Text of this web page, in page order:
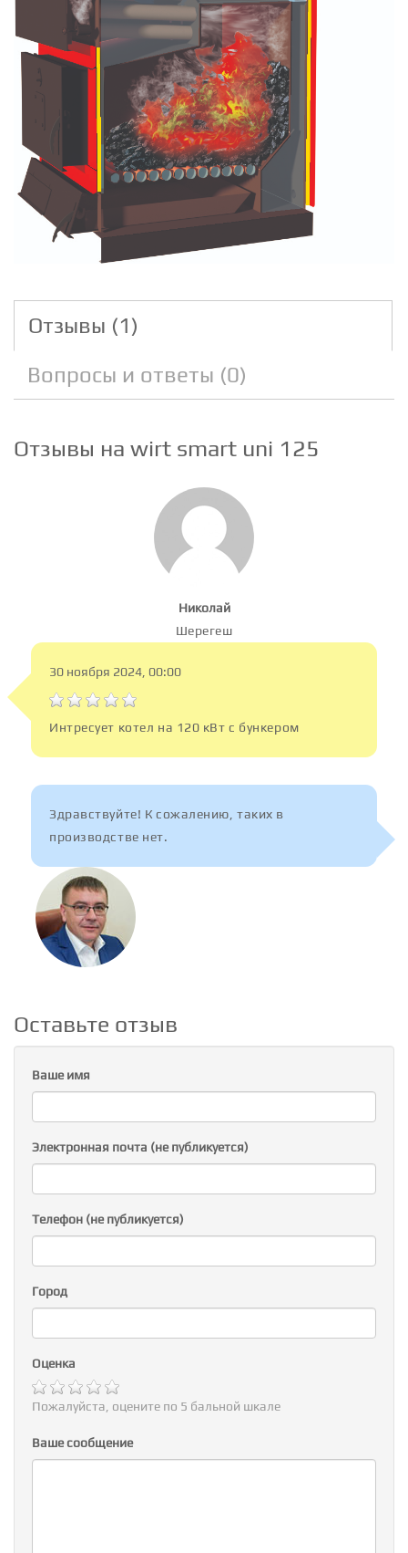
Отзывы (1)
Вопросы и ответы (0)
Отзывы на wirt smart uni 125
Николай
Шерегеш
30 ноября 2024, 00:00
Интресует котел на 120 кВт с бункером
Здравствуйте! К сожалению, таких в
производстве нет.
Оставьте отзыв
Ваше имя
Электронная почта (не публикуется)
Телефон (не публикуется)
Город
Оценка
Пожалуйста, оцените по 5 бальной шкале
Ваше сообщение